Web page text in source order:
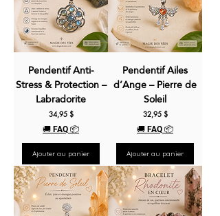
Pendentif Anti-
Stress & Protection –
Labradorite
Prix
34,95 $
🚚 FAQ 📦
Ajouter au panier
Pendentif Ailes
d’Ange – Pierre de
Soleil
Prix
32,95 $
🚚 FAQ 📦
Ajouter au panier